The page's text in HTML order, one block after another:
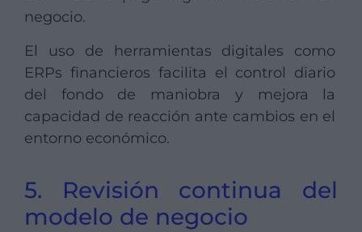
negocio.
El uso de herramientas digitales como
ERPs financieros facilita el control diario
del fondo de maniobra y mejora la
capacidad de reacción ante cambios en el
entorno económico.
5. Revisión continua del
modelo de negocio